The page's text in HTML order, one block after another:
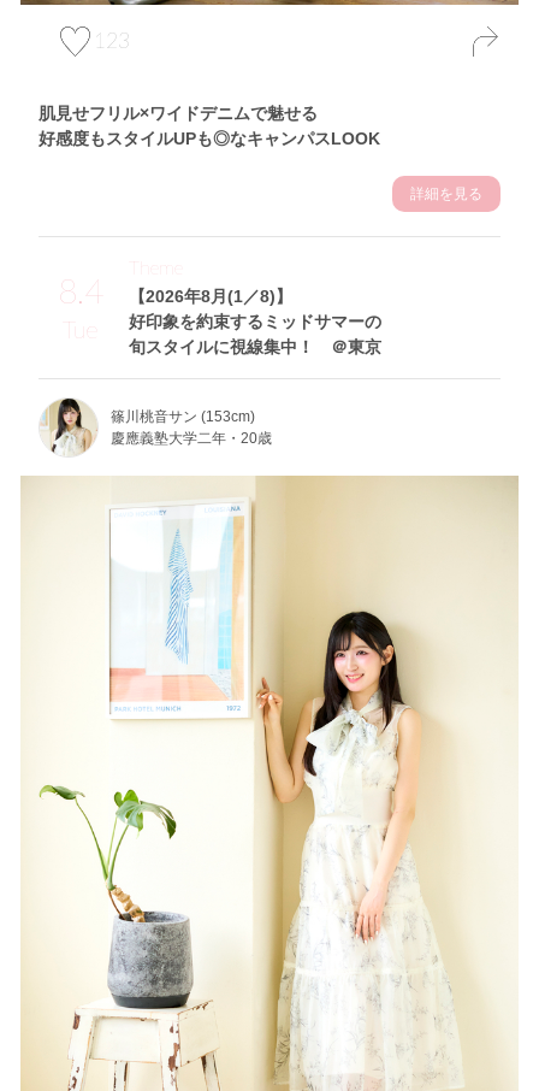
123
肌見せフリル×ワイドデニムで魅せる
好感度もスタイルUPも◎なキャンパスLOOK
詳細を見る
8.4
Tue
【2026年8月(1／8)】
好印象を約束するミッドサマーの
旬スタイルに視線集中！ ＠東京
Theme
篠川桃音サン (153cm)
慶應義塾大学二年・20歳